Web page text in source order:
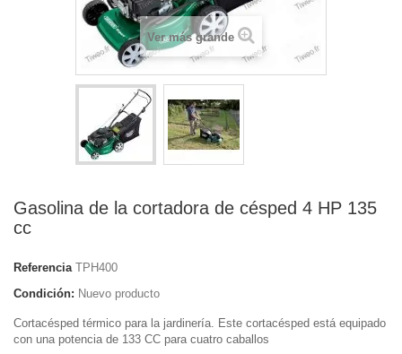
Ver más grande
Gasolina de la cortadora de césped 4 HP 135
cc
Referencia TPH400
Condición: Nuevo producto
Cortacésped térmico para la jardinería. Este cortacésped está equipado
con una potencia de 133 CC para cuatro caballos